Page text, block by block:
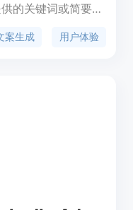
的关键词或简要描
助用户提升产品的
案生成 用户体验